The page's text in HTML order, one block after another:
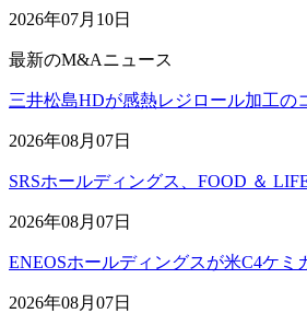
2026年07月10日
最新のM&Aニュース
三井松島HDが感熱レジロール加工の
2026年08月07日
SRSホールディングス、FOOD ＆
2026年08月07日
ENEOSホールディングスが米C4ケ
2026年08月07日